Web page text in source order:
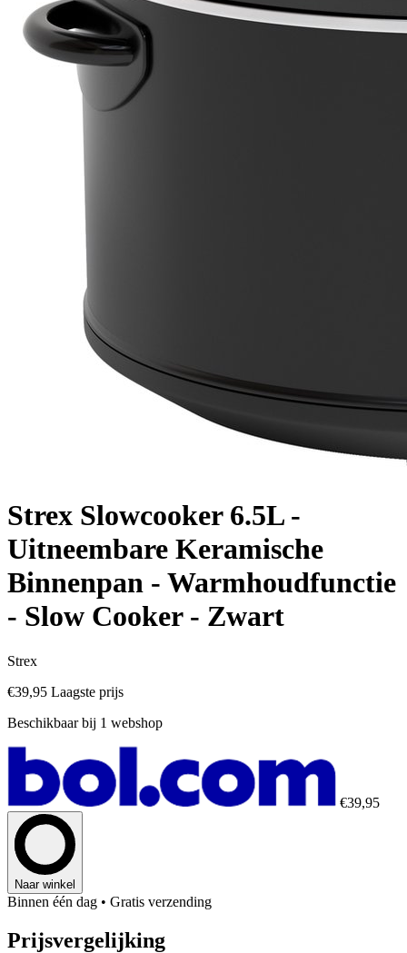
Strex Slowcooker 6.5L -
Uitneembare Keramische
Binnenpan - Warmhoudfunctie
- Slow Cooker - Zwart
Strex
€39,95 Laagste prijs
Beschikbaar bij 1 webshop
€39,95
Naar winkel
Binnen één dag • Gratis verzending
Prijsvergelijking